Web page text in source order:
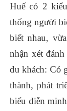
Huế có 2
thống người
biết nhau,
nhận xét
du khách: Có
thành, phát
biểu diễn